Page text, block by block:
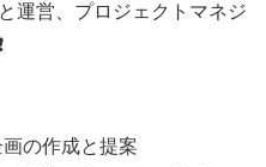
運営、プロジェクトマネジ
の作成と提案